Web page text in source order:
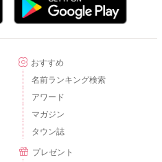
おすすめ
名前ランキング検索
アワード
マガジン
タウン誌
プレゼント